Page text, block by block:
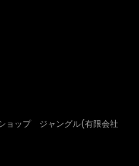
ョップ ジャングル(有限会社